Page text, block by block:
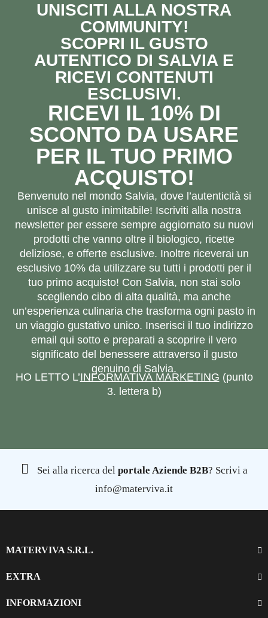
UNISCITI ALLA NOSTRA
COMMUNITY!
SCOPRI IL GUSTO
AUTENTICO DI SALVIA E
RICEVI CONTENUTI
ESCLUSIVI.
RICEVI IL 10% DI
SCONTO DA USARE
PER IL TUO PRIMO
ACQUISTO!
Benvenuto nel mondo Salvia, dove l’autenticità si
unisce al gusto inimitabile! Iscriviti alla nostra
newsletter per essere sempre aggiornato su nuovi
prodotti che vanno oltre il biologico, ricette
deliziose, e offerte esclusive. Inoltre riceverai un
esclusivo 10% da utilizzare su tutti i prodotti per il
tuo primo acquisto! Con Salvia, non stai solo
scegliendo cibo di alta qualità, ma anche
un’esperienza culinaria che trasforma ogni pasto in
un viaggio gustativo unico. Inserisci il tuo indirizzo
email qui sotto e preparati a scoprire il vero
significato del benessere attraverso il gusto
genuino di Salvia.
HO LETTO L’INFORMATIVA MARKETING (punto
3. lettera b)
Sei alla ricerca del portale Aziende B2B? Scrivi a
info@materviva.it
MATERVIVA S.R.L.
EXTRA
INFORMAZIONI